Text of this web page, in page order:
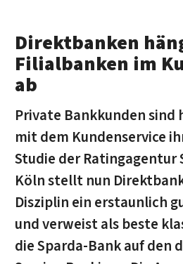
Direktbanken
Filialbanken im
ab
Private Bankkunden sind
mit dem Kundenservice
Studie der Ratingagentur
Köln stellt nun
Disziplin ein erstaunlich
und verweist als beste
die Sparda-Bank auf den